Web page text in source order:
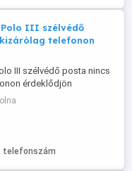
Polo III szélvédő
telefonon
III szélvédő posta nincs
érdeklődjön